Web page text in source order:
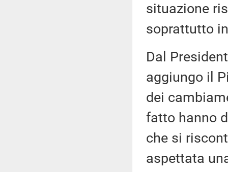
situazione
soprattutto
Dal
aggiungo il
dei
fatto hanno
che si
aspettata